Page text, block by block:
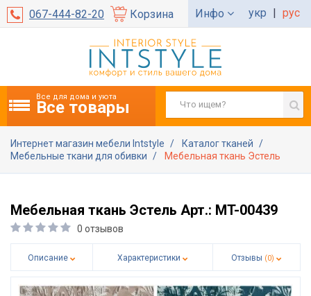
067-444-82-20 Корзина Инфо укр | рус
Все для дома и уюта
Все товары
Интернет магазин мебели Intstyle
Каталог тканей
Мебельные ткани для обивки
Мебельная ткань Эстель
Мебельная ткань Эстель Арт.: MT-00439
0 отзывов
Описание Характеристики Отзывы (0)